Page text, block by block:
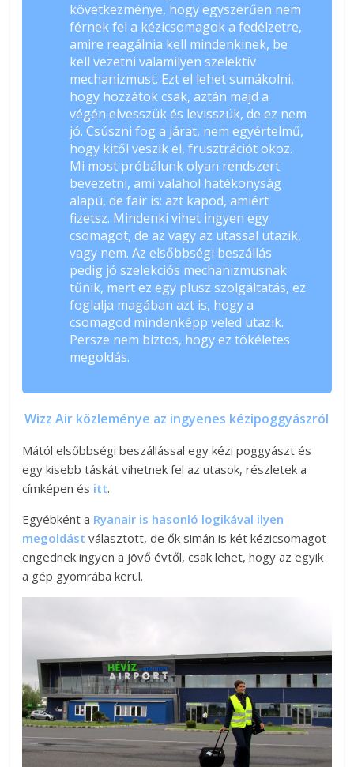
következménye, hogy egyszerűen nem
férnek fel a kézicsomagok a fedélzetre,
amire reagálnia kell mindenkinek, be
kell vezetni valamilyen szelektív
mechanizmust. Ezt el lehet sumákolni,
hogy hozzátok csak, aztán majd a
végén elvesszük és levisszük, de ez nem
jó. Csúszni fog a járat, nem egyértelmű,
hogy kitől veszik el, frusztrációt okoz.
Mi most próbálunk olyan rendszert
bevezetni, ami valahol hatékonyság
alapú, de fair is: azt kapod, amiért
fizetsz. Mindenki vihet ingyen egy
csomagot, de az vagy az utassal utazik,
vagy nem. Az elsőbbségi beszállás
pedig jó szelekciós mechanizmusnak
tűnik, mert ez egy plusz szolgáltatás, ez
foglalja magában azt is, hogy a
csomagod mindenképp veled utazik.
Persze nem biztos, hogy ez tökéletes
megoldás.
Wizz Air közleménye az ingyenes kézipoggyászról
Mától elsőbbségi beszállással egy kézi poggyászt és
egy kisebb táskát vihetnek fel az utasok, részletek a
címképen és itt.
Egyébként a Ryanair is hasonló logikával ilyen
megoldást választott, de ők simán is két kézicsomagot
engednek ingyen a jövő évtől, csak lehet, hogy az egyik
a gép gyomrába kerül.